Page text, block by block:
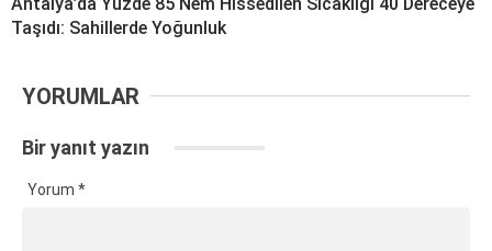
Taşıdı: Sahillerde Yoğunluk
YORUMLAR
Bir yanıt yazın
Yorum *